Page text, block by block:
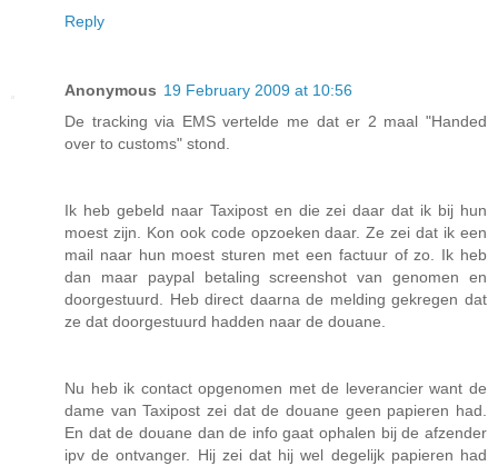
Reply
Anonymous 19 February 2009 at 10:56
De tracking via EMS vertelde me dat er 2 maal "Handed
over to customs" stond.
Ik heb gebeld naar Taxipost en die zei daar dat ik bij hun
moest zijn. Kon ook code opzoeken daar. Ze zei dat ik een
mail naar hun moest sturen met een factuur of zo. Ik heb
dan maar paypal betaling screenshot van genomen en
doorgestuurd. Heb direct daarna de melding gekregen dat
ze dat doorgestuurd hadden naar de douane.
Nu heb ik contact opgenomen met de leverancier want de
dame van Taxipost zei dat de douane geen papieren had.
En dat de douane dan de info gaat ophalen bij de afzender
ipv de ontvanger. Hij zei dat hij wel degelijk papieren had